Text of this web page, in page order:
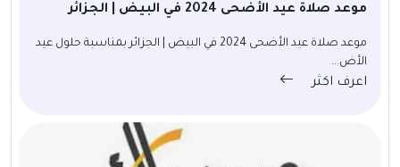
موعد صلاة عيد الأضحى 2024 في البيض | الجزائر
موعد صلاة عيد الأضحى 2024 في البيض | الجزائر بمناسبة حلول عيد
الأض...
اعرف اكثر